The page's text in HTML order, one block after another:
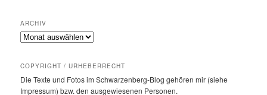
ARCHIV
Archiv
COPYRIGHT / URHEBERRECHT
Die Texte und Fotos im Schwarzenberg-Blog gehören mir (siehe
Impressum) bzw. den ausge­wie­senen Personen.